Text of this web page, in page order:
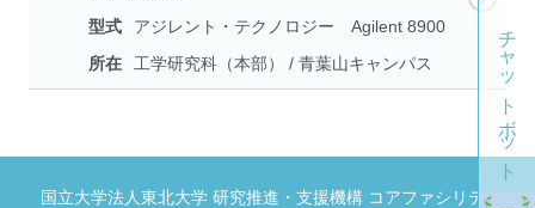
型式
アジレント・テクノロジー Agilent 8900
所在
工学研究科（本部） / 青葉山キャンパス チャットボット
国立大学法人東北大学 研究推進・支援機構 コアファシリティ